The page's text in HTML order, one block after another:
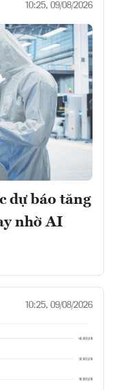
10:25, 09/08/2026
dự báo tăng
nhờ AI
10:25, 09/08/2026